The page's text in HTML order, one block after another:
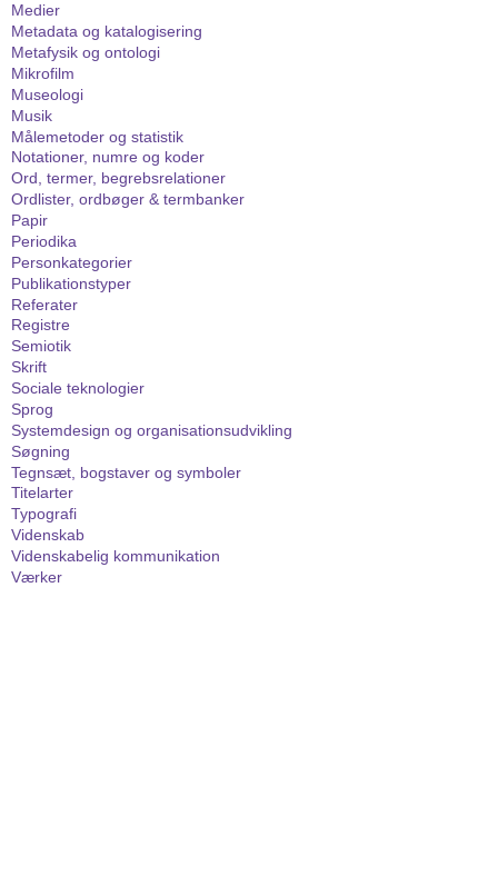
Medier
Metadata og katalogisering
Metafysik og ontologi
Mikrofilm
Museologi
Musik
Målemetoder og statistik
Notationer, numre og koder
Ord, termer, begrebsrelationer
Ordlister, ordbøger & termbanker
Papir
Periodika
Personkategorier
Publikationstyper
Referater
Registre
Semiotik
Skrift
Sociale teknologier
Sprog
Systemdesign og organisationsudvikling
Søgning
Tegnsæt, bogstaver og symboler
Titelarter
Typografi
Videnskab
Videnskabelig kommunikation
Værker